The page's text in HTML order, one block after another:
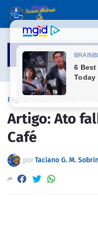
Página inicial
Artigo: Ato
Café
porTaciano G. M.